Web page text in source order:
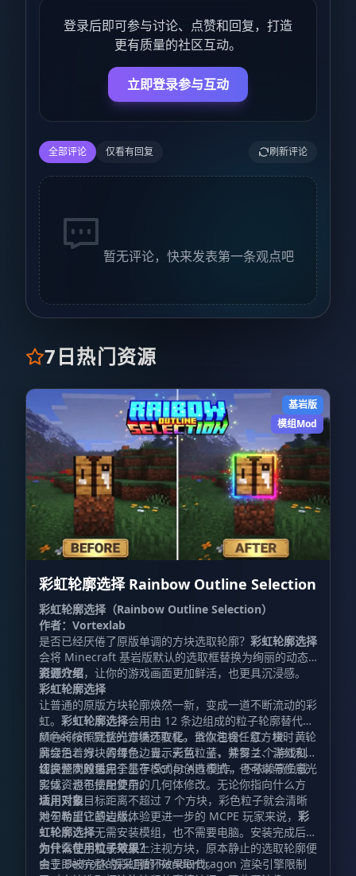
登录后即可参与讨论、点赞和回复，打造
更有质量的社区互动。
立即登录参与互动
全部评论 仅看有回复 刷新评论
暂无评论，快来发表第一条观点吧
7日热门资源
基岩版
模组Mod
彩虹轮廓选择 Rainbow Outline Selection
彩虹轮廓选择（Rainbow Outline Selection）
作者：Vortexlab
是否已经厌倦了原版单调的方块选取轮廓？ 彩虹轮廓选择
会将 Minecraft 基岩版默认的选取框替换为绚丽的动态
彩虹效果，让你的游戏画面更加鲜活，也更具沉浸感。
资源介绍
彩虹轮廓选择
让普通的原版方块轮廓焕然一新，变成一道不断流动的彩
虹。 彩虹轮廓选择会用由 12 条边组成的粒子轮廓替代
Minecraft 默认的方块选取框。当你注视任意方块时，轮
廓会沿着方块的每条边显示彩色粒子，并每 2 个游戏刻
切换一次颜色。
颜色将按照完整光谱循环变化，依次包含：红、橙、黄、
黄绿色、绿、青绿色、青、天蓝、蓝、紫罗兰、洋红和粉
红。整个效果完全基于 Script API 制作，不依赖高负载
实体，也不使用复杂的几何体修改。无论你指向什么方
块，只要目标距离不超过 7 个方块，彩色粒子就会清晰
地勾勒出它的边缘。
该资源同时适用于生存模式与创造模式，也可以与任意光
影或资源包搭配使用。
适用对象
对于希望让基岩版体验更进一步的 MCPE 玩家来说， 彩
虹轮廓选择无需安装模组，也不需要电脑。安装完成后，
你只需在手机或平板上注视方块，原本静止的选取轮廓便
会立即被完整的彩虹循环效果取代。
为什么使用粒子效果？
由于 Bedrock 版采用的 RenderDragon 渲染引擎限制